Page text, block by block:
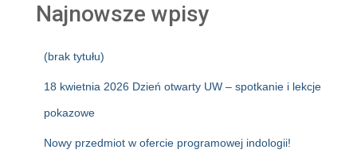
Najnowsze wpisy
(brak tytułu)
18 kwietnia 2026 Dzień otwarty UW – spotkanie i lekcje
pokazowe
Nowy przedmiot w ofercie programowej indologii!